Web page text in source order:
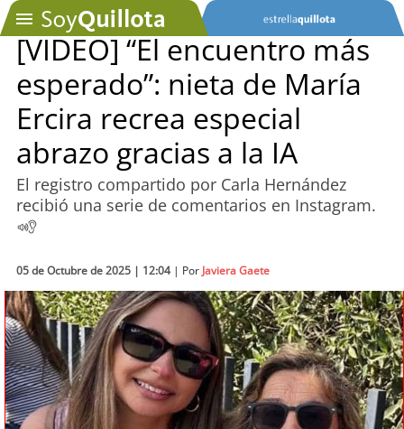
SOYTV
Podcast
Actualidad
Deportes
Tecnología
Sostenibilidad
[VIDEO] “El encuentro más
esperado”: nieta de María
Ercira recrea especial
abrazo gracias a la IA
El registro compartido por Carla Hernández
recibió una serie de comentarios en Instagram.
05 de Octubre de 2025 | 12:04| Por Javiera Gaete